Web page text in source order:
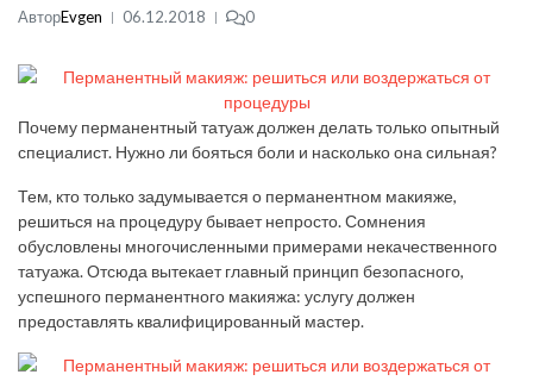
АвторEvgen 06.12.2018 0
Почему перманентный татуаж должен делать только опытный
специалист. Нужно ли бояться боли и насколько она сильная?
Тем, кто только задумывается о перманентном макияже,
решиться на процедуру бывает непросто. Сомнения
обусловлены многочисленными примерами некачественного
татуажа. Отсюда вытекает главный принцип безопасного,
успешного перманентного макияжа: услугу должен
предоставлять квалифицированный мастер.